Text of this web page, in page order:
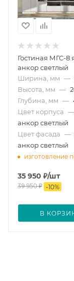
Гостиная МГС-8
анкор светлый
Ширина, мм —
Высота, мм —
Глубина, мм —
Цвет корпуса —
анкор светлый
Цвет фасада —
анкор светлый
изготовление
35 950 ₽/шт
39 950₽ -10%
В